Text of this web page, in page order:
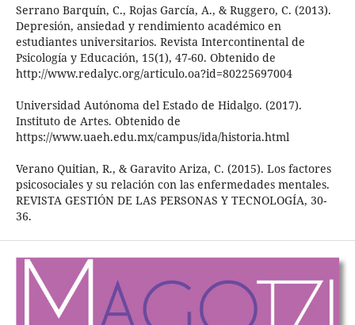
Serrano Barquín, C., Rojas García, A., & Ruggero, C. (2013).
Depresión, ansiedad y rendimiento académico en
estudiantes universitarios. Revista Intercontinental de
Psicología y Educación, 15(1), 47-60. Obtenido de
http://www.redalyc.org/articulo.oa?id=80225697004
Universidad Autónoma del Estado de Hidalgo. (2017).
Instituto de Artes. Obtenido de
https://www.uaeh.edu.mx/campus/ida/historia.html
Verano Quitian, R., & Garavito Ariza, C. (2015). Los factores
psicosociales y su relación con las enfermedades mentales.
REVISTA GESTIÓN DE LAS PERSONAS Y TECNOLOGÍA, 30-
36.